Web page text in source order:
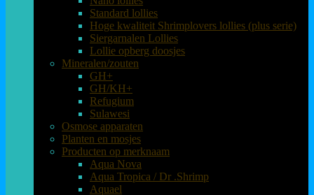
Standard lollies
Hoge kwaliteit Shrimplovers lollies (plus serie)
Siergarnalen Lollies
Lollie opberg doosjes
Mineralen/zouten
GH+
GH/KH+
Refugium
Sulawesi
Osmose apparaten
Planten en mosjes
Producten op merknaam
Aqua Nova
Aqua Tropica / Dr .Shrimp
Aquael